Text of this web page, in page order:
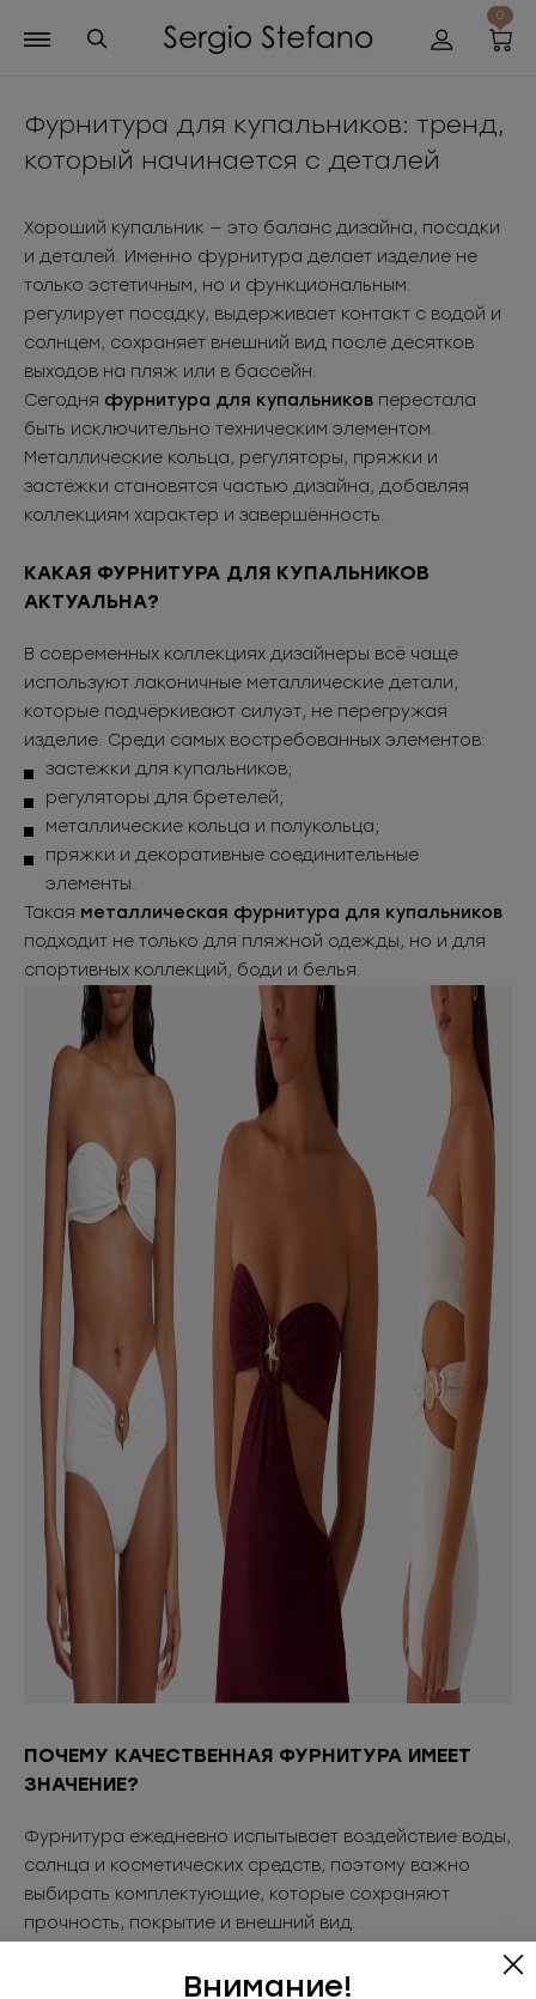
0
Фурнитура для купальников: тренд,
который начинается с деталей
Хороший купальник — это баланс дизайна, посадки
и деталей. Именно фурнитура делает изделие не
только эстетичным, но и функциональным:
регулирует посадку, выдерживает контакт с водой и
солнцем, сохраняет внешний вид после десятков
выходов на пляж или в бассейн.
Сегодня фурнитура для купальников перестала
быть исключительно техническим элементом.
Металлические кольца, регуляторы, пряжки и
застёжки становятся частью дизайна, добавляя
коллекциям характер и завершённость.
КАКАЯ ФУРНИТУРА ДЛЯ КУПАЛЬНИКОВ
АКТУАЛЬНА?
В современных коллекциях дизайнеры всё чаще
используют лаконичные металлические детали,
которые подчёркивают силуэт, не перегружая
изделие. Среди самых востребованных элементов:
застёжки для купальников;
регуляторы для бретелей;
металлические кольца и полукольца;
пряжки и декоративные соединительные
элементы.
Такая металлическая фурнитура для купальников
подходит не только для пляжной одежды, но и для
спортивных коллекций, боди и белья.
ПОЧЕМУ КАЧЕСТВЕННАЯ ФУРНИТУРА ИМЕЕТ
ЗНАЧЕНИЕ?
Фурнитура ежедневно испытывает воздействие воды,
солнца и косметических средств, поэтому важно
выбирать комплектующие, которые сохраняют
прочность, покрытие и внешний вид.
решения для брендов одежды и производств: от
Внимание!